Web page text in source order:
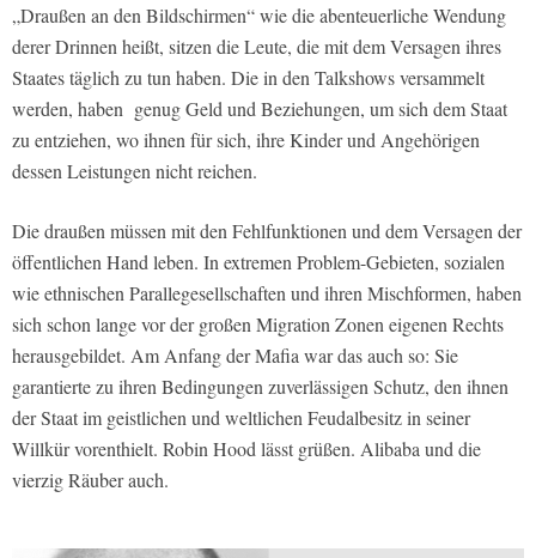
„Draußen an den Bildschirmen“ wie die abenteuerliche Wendung
derer Drinnen heißt, sitzen die Leute, die mit dem Versagen ihres
Staates täglich zu tun haben. Die in den Talkshows versammelt
werden, haben genug Geld und Beziehungen, um sich dem Staat
zu entziehen, wo ihnen für sich, ihre Kinder und Angehörigen
dessen Leistungen nicht reichen.
Die draußen müssen mit den Fehlfunktionen und dem Versagen der
öffentlichen Hand leben. In extremen Problem-Gebieten, sozialen
wie ethnischen Parallegesellschaften und ihren Mischformen, haben
sich schon lange vor der großen Migration Zonen eigenen Rechts
herausgebildet. Am Anfang der Mafia war das auch so: Sie
garantierte zu ihren Bedingungen zuverlässigen Schutz, den ihnen
der Staat im geistlichen und weltlichen Feudalbesitz in seiner
Willkür vorenthielt. Robin Hood lässt grüßen. Alibaba und die
vierzig Räuber auch.